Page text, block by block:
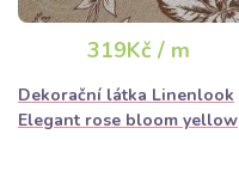
319Kč / m
Dekorační látka Linenlook
Elegant rose bloom yellow